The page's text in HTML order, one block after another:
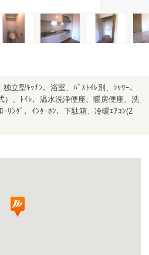
立型ｷｯﾁﾝ、浴室、ﾊﾞｽﾄｲﾚ別、ｼｬﾜｰ、
）、ﾄｲﾚ、温水洗浄便座、暖房便座、洗
ﾘﾝｸﾞ、ｲﾝﾀｰﾎﾝ、下駄箱、冷暖ｴｱｺﾝ(2